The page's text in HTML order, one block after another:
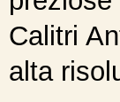
Calitri
alta